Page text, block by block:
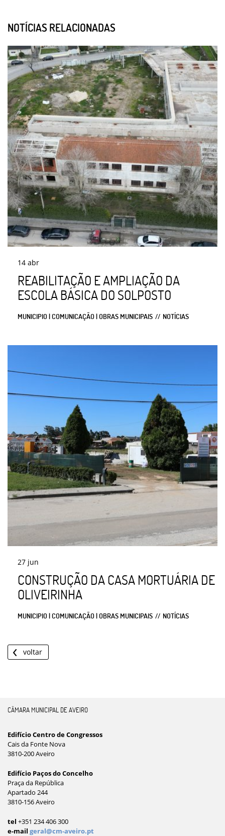
NOTÍCIAS RELACIONADAS
14 abr
REABILITAÇÃO E AMPLIAÇÃO DA
ESCOLA BÁSICA DO SOLPOSTO
MUNICIPIO | COMUNICAÇÃO | OBRAS MUNICIPAIS NOTÍCIAS
27 jun
CONSTRUÇÃO DA CASA MORTUÁRIA DE
OLIVEIRINHA
MUNICIPIO | COMUNICAÇÃO | OBRAS MUNICIPAIS NOTÍCIAS
voltar
CÂMARA MUNICIPAL DE AVEIRO
Edifício Centro de Congressos
Cais da Fonte Nova
3810-200 Aveiro
Edifício Paços do Concelho
Praça da República
Apartado 244
3810-156 Aveiro
tel +351 234 406 300
e-mail geral@cm-aveiro.pt